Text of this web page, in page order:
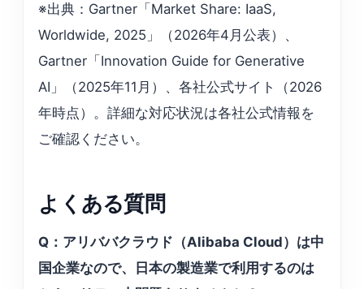
※出典：Gartner「Market Share: IaaS,
Worldwide, 2025」（2026年4月公表）、
Gartner「Innovation Guide for Generative
AI」（2025年11月）、各社公式サイト（2026
年時点）。詳細な対応状況は各社公式情報を
ご確認ください。
よくある質問
Q：アリババクラウド（Alibaba Cloud）は中
国企業なので、日本の製造業で利用するのは